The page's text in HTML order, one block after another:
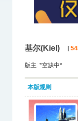
基尔(Kiel) [
版主: *空缺中*
本版规则